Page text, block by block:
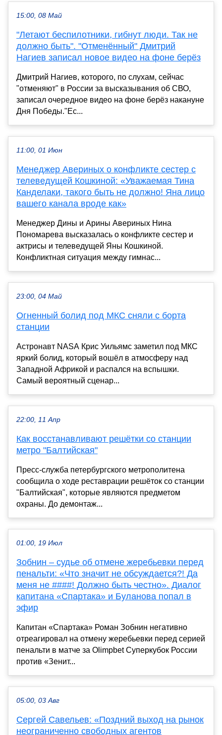
15:00, 08 Май
"Летают беспилотники, гибнут люди. Так не
должно быть". "Отменённый" Дмитрий
Нагиев записал новое видео на фоне берёз
Дмитрий Нагиев, которого, по слухам, сейчас
"отменяют" в России за высказывания об СВО,
записал очередное видео на фоне берёз накануне
Дня Победы."Ес...
11:00, 01 Июн
Менеджер Авериных о конфликте сестер с
телеведущей Кошкиной: «Уважаемая Тина
Канделаки, такого быть не должно! Яна лицо
вашего канала вроде как»
Менеджер Дины и Арины Авериных Нина
Пономарева высказалась о конфликте сестер и
актрисы и телеведущей Яны Кошкиной.
Конфликтная ситуация между гимнас...
23:00, 04 Май
Огненный болид под МКС сняли с борта
станции
Астронавт NASA Крис Уильямс заметил под МКС
яркий болид, который вошёл в атмосферу над
Западной Африкой и распался на вспышки.
Самый вероятный сценар...
22:00, 11 Апр
Как восстанавливают решётки со станции
метро "Балтийская"
Пресс-служба петербургского метрополитена
сообщила о ходе реставрации решёток со станции
"Балтийская", которые являются предметом
охраны. До демонтаж...
01:00, 19 Июл
Зобнин – судье об отмене жеребьевки перед
пенальти: «Что значит не обсуждается?! Да
меня не ####! Должно быть честно». Диалог
капитана «Спартака» и Буланова попал в
эфир
Капитан «Спартака» Роман Зобнин негативно
отреагировал на отмену жеребьевки перед серией
пенальти в матче за Olimpbet Суперкубок России
против «Зенит...
05:00, 03 Авг
Сергей Савельев: «Поздний выход на рынок
неограниченно свободных агентов